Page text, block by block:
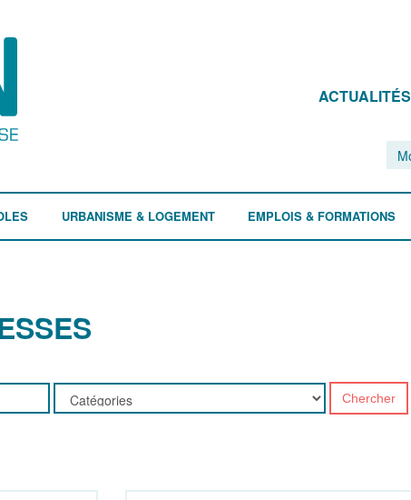
ACTUALITÉS
URBANISME & LOGEMENT EMPLOIS & FORMATIONS
Chercher